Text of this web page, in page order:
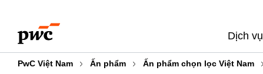
content
footer
Dịch vụ
PwC Việt Nam Ấn phẩm Ấn phẩm chọn lọc Việt Nam